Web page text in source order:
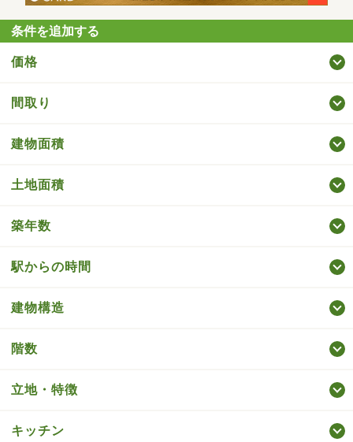
条件を追加する
価格
間取り
建物面積
土地面積
築年数
駅からの時間
建物構造
階数
立地・特徴
キッチン